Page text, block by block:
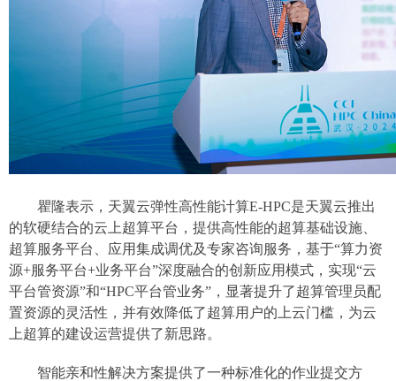
瞿隆表示，天翼云弹性高性能计算E-HPC是天翼云推出
的软硬结合的云上超算平台，提供高性能的超算基础设施、
超算服务平台、应用集成调优及专家咨询服务，基于“算力资
源+服务平台+业务平台”深度融合的创新应用模式，实现“云
平台管资源”和“HPC平台管业务”，显著提升了超算管理员配
置资源的灵活性，并有效降低了超算用户的上云门槛，为云
上超算的建设运营提供了新思路。
智能亲和性解决方案提供了一种标准化的作业提交方